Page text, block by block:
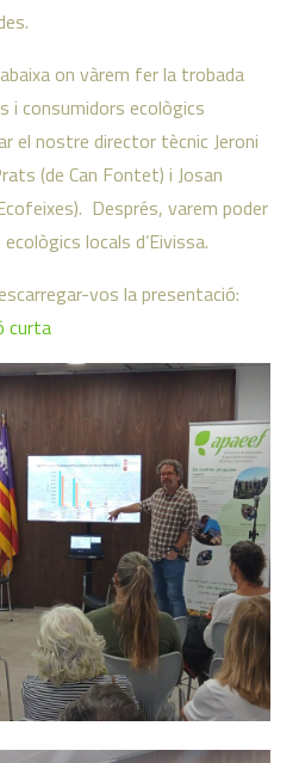
on vàrem fer la trobada
i consumidors ecològics
el nostre director tècnic Jeroni
(de Can Fontet) i Josan
Després, varem poder
locals d’Eivissa.
vos la presentació:
curta